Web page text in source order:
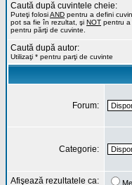
Caută după cuvintele cheie:
Puteţi folosiAND pentru a defini
pot sa fie în rezultat, şi NOT pentru a
pentru părţi de cuvinte.
Caută după autor:
Utilizaţi * pentru parţi de cuvinte
Forum:
Categorie:
Afişează rezultatele ca: